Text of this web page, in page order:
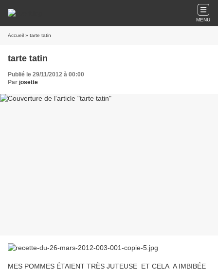
MENU
Accueil » tarte tatin
tarte tatin
Publié le 29/11/2012 à 00:00
Par josette
MES POMMES ÉTAIENT TRÈS JUTEUSE ET CELA A IMBIBÉE